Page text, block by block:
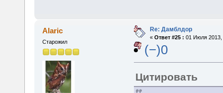
Alaric
Старожил
Re: Дамблдор
« Ответ #25 : 01 Июля 2013,
(−)0
Цитировать